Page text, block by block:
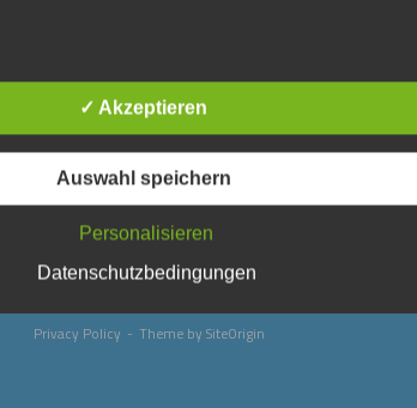
Privacy Policy Theme by SiteOrigin
mit den für uns geltenden landesspezifischen
Mittels dieser Datenschutzerklärung
und verarbeiteten personenbezogenen
betroffene Personen mittels dieser
über die ihnen zustehenden Rechte
Verarbeitung Verantwortlicher zahlreiche
Maßnahmen umgesetzt, um einen möglichst
über diese Internetseite verarbeiteten
Daten sicherzustellen. Dennoch können
grundsätzlich Sicherheitslücken
es jeder betroffenen Person frei,
✓ Akzeptieren
Auswahl speichern
Personalisieren
Datenschutzbedingungen